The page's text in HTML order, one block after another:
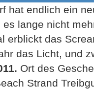
hat endlich ein
es lange nicht
erblickt das
das Licht, und
Ort des
Strand